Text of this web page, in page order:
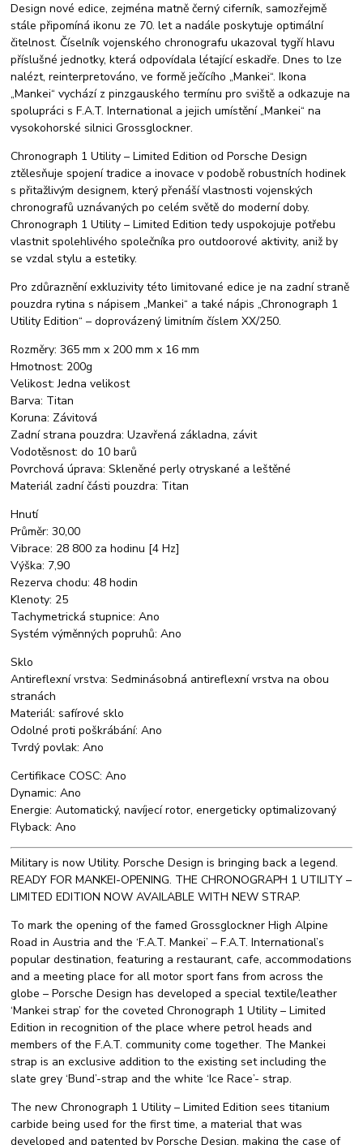
Design nové edice, zejména matně černý ciferník, samozřejmě
stále připomíná ikonu ze 70. let a nadále poskytuje optimální
čitelnost. Číselník vojenského chronografu ukazoval tygří hlavu
příslušné jednotky, která odpovídala létající eskadře. Dnes to lze
nalézt, reinterpretováno, ve formě ječícího „Mankei“. Ikona
„Mankei“ ​​vychází z pinzgauského termínu pro sviště a odkazuje na
spolupráci s F.A.T. International a jejich umístění „Mankei“ ​​na
vysokohorské silnici Grossglockner.
Chronograph 1 Utility – Limited Edition od Porsche Design
ztělesňuje spojení tradice a inovace v podobě robustních hodinek
s přitažlivým designem, který přenáší vlastnosti vojenských
chronografů uznávaných po celém světě do moderní doby.
Chronograph 1 Utility – Limited Edition tedy uspokojuje potřebu
vlastnit spolehlivého společníka pro outdoorové aktivity, aniž by
se vzdal stylu a estetiky.
Pro zdůraznění exkluzivity této limitované edice je na zadní straně
pouzdra rytina s nápisem „Mankei“ ​​a také nápis „Chronograph 1
Utility Edition“ – doprovázený limitním číslem XX/250.
Rozměry: 365 mm x 200 mm x 16 mm
Hmotnost: 200g
Velikost: Jedna velikost
Barva: Titan
Koruna: Závitová
Zadní strana pouzdra: Uzavřená základna, závit
Vodotěsnost: do 10 barů
Povrchová úprava: Skleněné perly otryskané a leštěné
Materiál zadní části pouzdra: Titan
Hnutí
Průměr: 30,00
Vibrace: 28 800 za hodinu [4 Hz]
Výška: 7,90
Rezerva chodu: 48 hodin
Klenoty: 25
Tachymetrická stupnice: Ano
Systém výměnných popruhů: Ano
Sklo
Antireflexní vrstva: Sedminásobná antireflexní vrstva na obou
stranách
Materiál: safírové sklo
Odolné proti poškrábání: Ano
Tvrdý povlak: Ano
Certifikace COSC: Ano
Dynamic: Ano
Energie: Automatický, navíjecí rotor, energeticky optimalizovaný
Flyback: Ano
Military is now Utility. Porsche Design is bringing back a legend.
READY FOR MANKEI-OPENING. THE CHRONOGRAPH 1 UTILITY –
LIMITED EDITION NOW AVAILABLE WITH NEW STRAP.
To mark the opening of the famed Grossglockner High Alpine
Road in Austria and the ‘F.A.T. Mankei’ – F.A.T. International’s
popular destination, featuring a restaurant, cafe, accommodations
and a meeting place for all motor sport fans from across the
globe – Porsche Design has developed a special textile/leather
‘Mankei strap’ for the coveted Chronograph 1 Utility – Limited
Edition in recognition of the place where petrol heads and
members of the F.A.T. community come together. The Mankei
strap is an exclusive addition to the existing set including the
slate grey ‘Bund’-strap and the white ‘Ice Race’- strap.
The new Chronograph 1 Utility – Limited Edition sees titanium
carbide being used for the first time, a material that was
developed and patented by Porsche Design, making the case of